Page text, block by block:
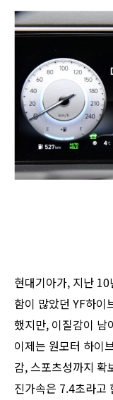
현대기아가, 지난
함이 많았던 YF하이
했지만, 이질감이 남
이제는 원모터 하이
감, 스포츠성까지
진가속은 7.4초라고